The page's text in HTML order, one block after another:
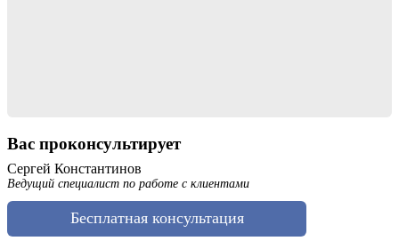
Вас проконсультирует
Сергей Константинов
Ведущий специалист по работе с клиентами
Бесплатная консультация